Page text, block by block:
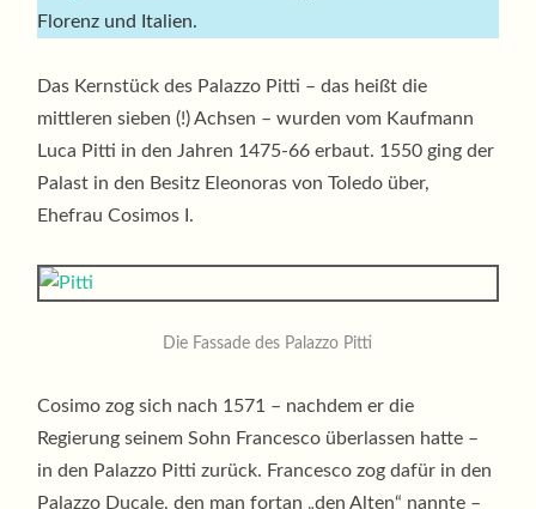
Florenz und Italien.
Das Kernstück des Palazzo Pitti – das heißt die
mittleren sieben (!) Achsen – wurden vom Kaufmann
Luca Pitti in den Jahren 1475-66 erbaut. 1550 ging der
Palast in den Besitz Eleonoras von Toledo über,
Ehefrau Cosimos I.
Die Fassade des Palazzo Pitti
Cosimo zog sich nach 1571 – nachdem er die
Regierung seinem Sohn Francesco überlassen hatte –
in den Palazzo Pitti zurück. Francesco zog dafür in den
Palazzo Ducale, den man fortan „den Alten“ nannte –